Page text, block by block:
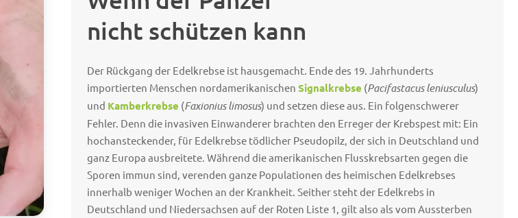
nicht schützen kann
Der Rückgang der Edelkrebse ist hausgemacht. Ende des 19. Jahrhunderts
importierten Menschen nordamerikanischenSignalkrebse (Pacifastacus leniusculus)
und Kamberkrebse (Faxionius limosus) und setzen diese aus. Ein folgenschwerer
Fehler. Denn die invasiven Einwanderer brachten den Erreger der Krebspest mit: Ein
hochansteckender, für Edelkrebse tödlicher Pseudopilz, der sich in Deutschland und
ganz Europa ausbreitete. Während die amerikanischen Flusskrebsarten gegen die
Sporen immun sind, verenden ganze Populationen des heimischen Edelkrebses
innerhalb weniger Wochen an der Krankheit. Seither steht der Edelkrebs in
Deutschland und Niedersachsen auf der Roten Liste 1, gilt also als vom Aussterben